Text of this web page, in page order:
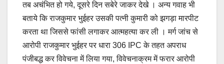
तब अचंभित हो गये, दूसरे दिन सबेरे जाकर देखे । अन्य गवाह भी
बताये कि राजकुमार भुईहर उसकी पत्नी कुमारी को झगड़ा मारपीट
करता था जिससे फांसी लगाकर आत्महत्या कर ली । मर्ग जांच से
आरोपी राजकुमार भुईहर पर धारा 306 IPC के तहत अपराध
पंजीबद्ध कर विवेचना में लिया गया, विवेचनाक्रम में फरार आरोपी